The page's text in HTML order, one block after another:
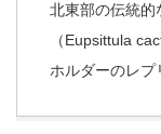
北東部の伝統的
（Eupsittula
ホルダーのレプ